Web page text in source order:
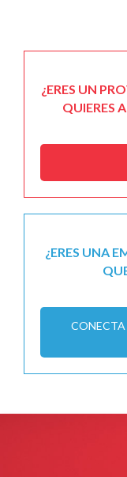
¿ERES UN
QUIERES
¿ERES UNA
CONECTA